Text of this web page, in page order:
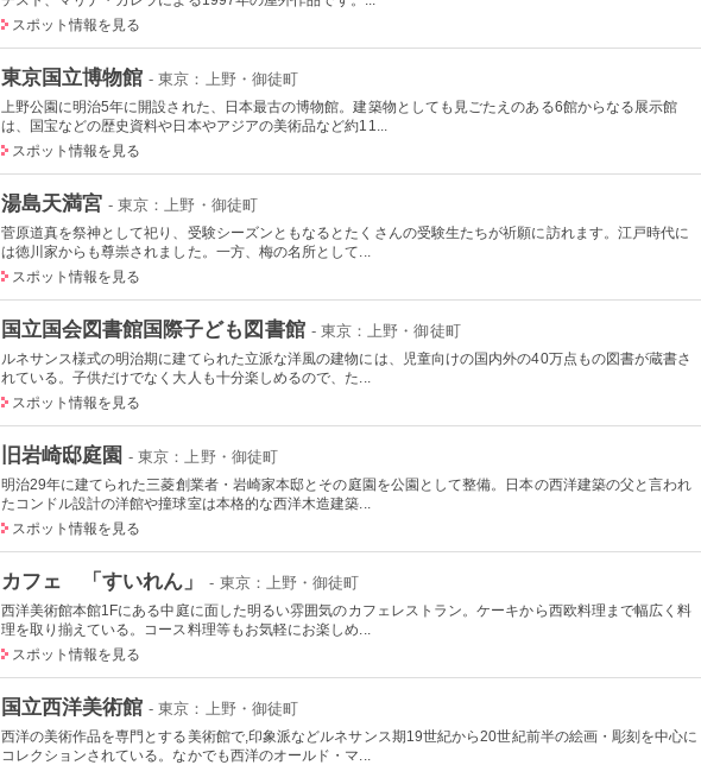
スポット情報を見る
東京国立博物館 - 東京：上野・御徒町
上野公園に明治5年に開設された、日本最古の博物館。建築物としても見ごたえのある6館からなる展示館
は、国宝などの歴史資料や日本やアジアの美術品など約11...
スポット情報を見る
湯島天満宮 - 東京：上野・御徒町
菅原道真を祭神として祀り、受験シーズンともなるとたくさんの受験生たちが祈願に訪れます。江戸時代に
は徳川家からも尊崇されました。一方、梅の名所として...
スポット情報を見る
国立国会図書館国際子ども図書館 - 東京：上野・御徒町
ルネサンス様式の明治期に建てられた立派な洋風の建物には、児童向けの国内外の40万点もの図書が蔵書さ
れている。子供だけでなく大人も十分楽しめるので、た...
スポット情報を見る
旧岩崎邸庭園 - 東京：上野・御徒町
明治29年に建てられた三菱創業者・岩崎家本邸とその庭園を公園として整備。日本の西洋建築の父と言われ
たコンドル設計の洋館や撞球室は本格的な西洋木造建築...
スポット情報を見る
カフェ 「すいれん」 - 東京：上野・御徒町
西洋美術館本館1Fにある中庭に面した明るい雰囲気のカフェレストラン。ケーキから西欧料理まで幅広く料
理を取り揃えている。コース料理等もお気軽にお楽しめ...
スポット情報を見る
国立西洋美術館 - 東京：上野・御徒町
西洋の美術作品を専門とする美術館で,印象派などルネサンス期19世紀から20世紀前半の絵画・彫刻を中心に
コレクションされている。なかでも西洋のオールド・マ...